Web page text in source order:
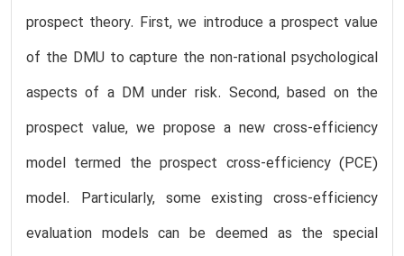
prospect theory. First, we introduce a prospect value
of the DMU to capture the non-rational psychological
aspects of a DM under risk. Second, based on the
prospect value, we propose a new cross-efficiency
model termed the prospect cross-efficiency (PCE)
model. Particularly, some existing cross-efficiency
evaluation models can be deemed as the special